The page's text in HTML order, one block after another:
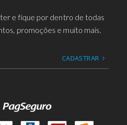
e fique por dentro de todas
promoções e muito mais.
CADASTRAR